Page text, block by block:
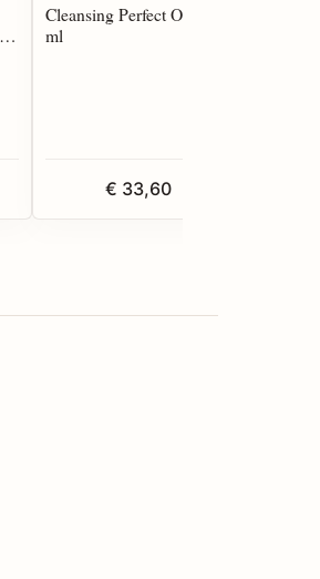
Cleansing Perfect Oil 180
ml
€ 33,60